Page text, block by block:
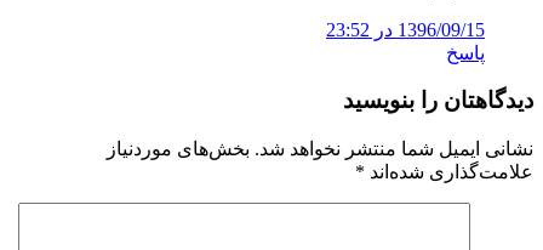
1396/09/15 در 23:52
پاسخ
دیدگاهتان را بنویسید
نشانی ایمیل شما منتشر نخواهد شد. بخش‌های موردنیاز
علامت‌گذاری شده‌اند *